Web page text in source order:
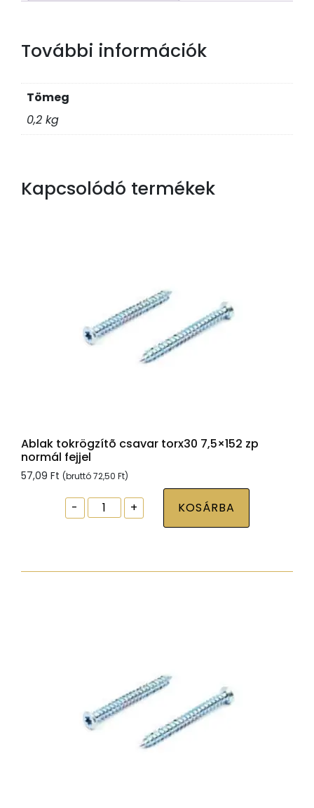
További információk
Tömeg
0,2 kg
Kapcsolódó termékek
Ablak tokrögzítõ csavar torx30 7,5×152 zp
normál fejjel
57,09 Ft (bruttó72,50 Ft)
-
Ablak
tokrögzítõ
7,5x152
+ KOSÁRBA